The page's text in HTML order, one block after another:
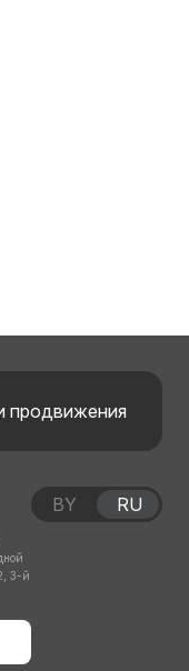
продвижения
3-й
BY RU